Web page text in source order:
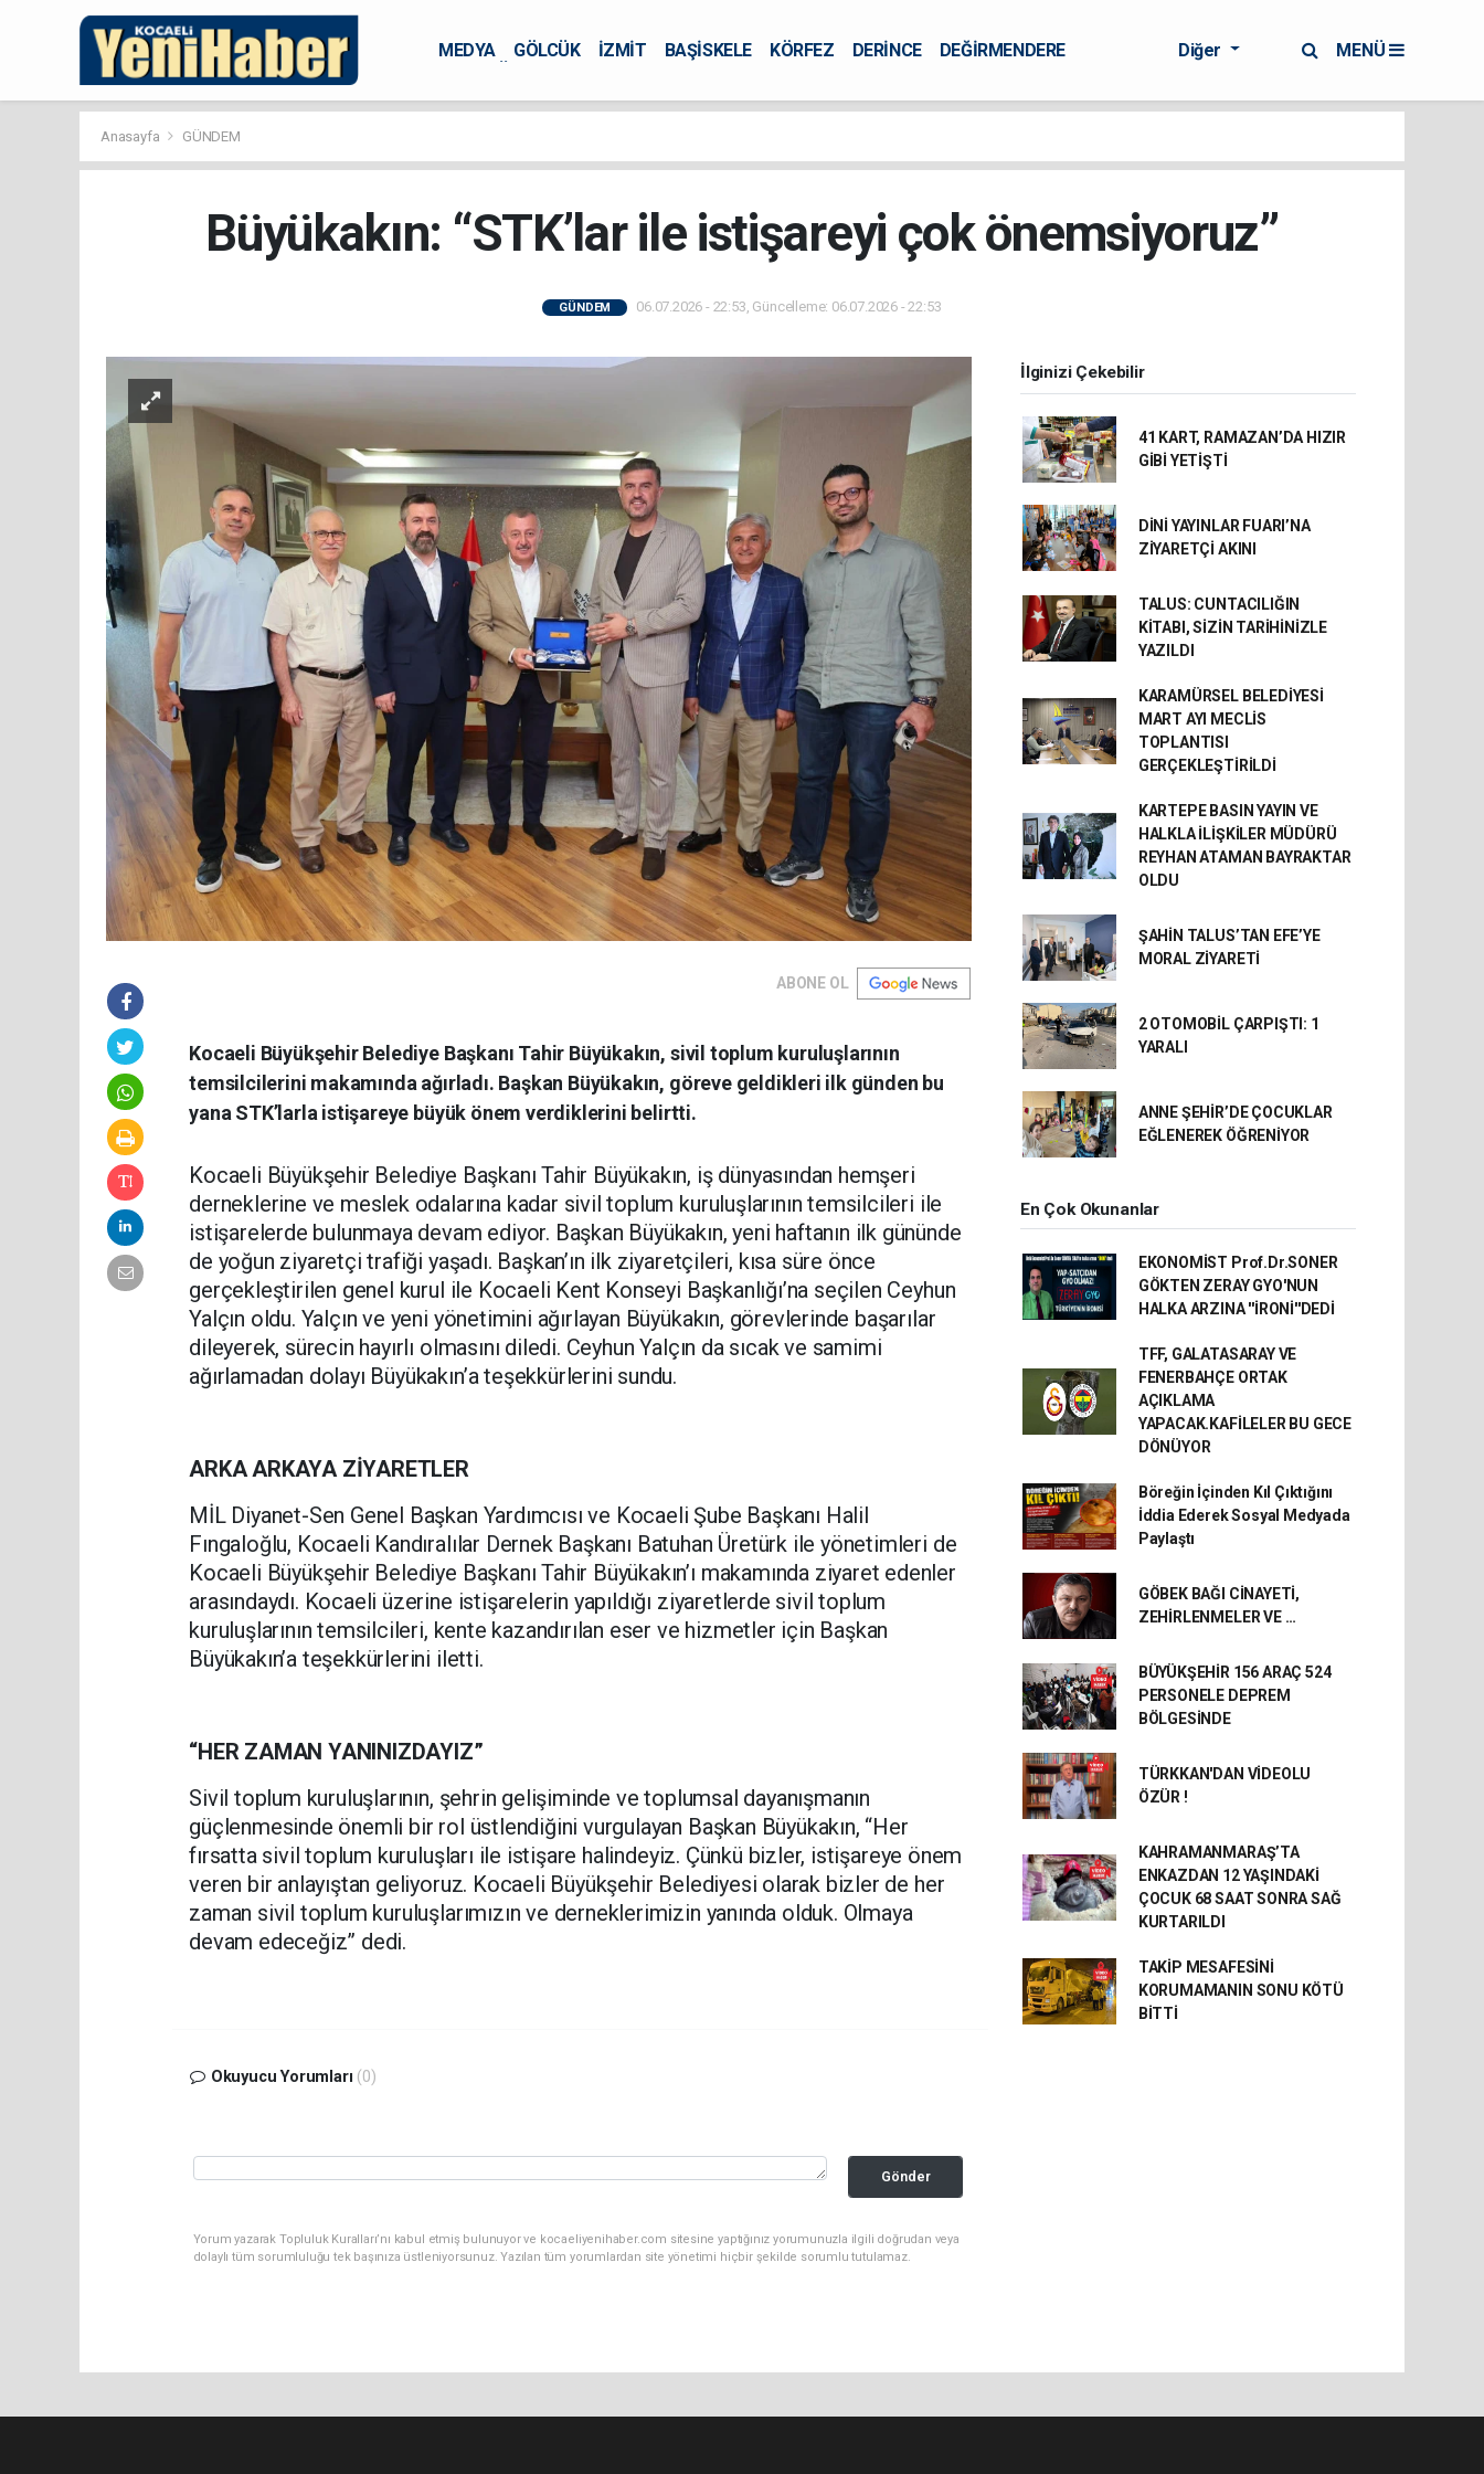
MEDYA GÖLCÜK İZMİT BAŞİSKELE KÖRFEZ DERİNCE
DEĞİRMENDERE
Diğer MENÜ
Anasayfa GÜNDEM
Büyükakın: “STK’lar ile istişareyi çok önemsiyoruz”
GÜNDEM 06.07.2026 - 22:53, Güncelleme: 06.07.2026 - 22:53
ABONE OL
Kocaeli Büyükşehir Belediye Başkanı Tahir Büyükakın, sivil toplum kuruluşlarının
temsilcilerini makamında ağırladı. Başkan Büyükakın, göreve geldikleri ilk günden bu
yana STK’larla istişareye büyük önem verdiklerini belirtti.
Kocaeli Büyükşehir Belediye Başkanı Tahir Büyükakın, iş dünyasından hemşeri
derneklerine ve meslek odalarına kadar sivil toplum kuruluşlarının temsilcileri ile
istişarelerde bulunmaya devam ediyor. Başkan Büyükakın, yeni haftanın ilk gününde
de yoğun ziyaretçi trafiği yaşadı. Başkan’ın ilk ziyaretçileri, kısa süre önce
gerçekleştirilen genel kurul ile Kocaeli Kent Konseyi Başkanlığı’na seçilen Ceyhun
Yalçın oldu. Yalçın ve yeni yönetimini ağırlayan Büyükakın, görevlerinde başarılar
dileyerek, sürecin hayırlı olmasını diledi. Ceyhun Yalçın da sıcak ve samimi
ağırlamadan dolayı Büyükakın’a teşekkürlerini sundu.
ARKA ARKAYA ZİYARETLER
MİL Diyanet-Sen Genel Başkan Yardımcısı ve Kocaeli Şube Başkanı Halil
Fıngaloğlu, Kocaeli Kandıralılar Dernek Başkanı Batuhan Üretürk ile yönetimleri de
Kocaeli Büyükşehir Belediye Başkanı Tahir Büyükakın’ı makamında ziyaret edenler
arasındaydı. Kocaeli üzerine istişarelerin yapıldığı ziyaretlerde sivil toplum
kuruluşlarının temsilcileri, kente kazandırılan eser ve hizmetler için Başkan
Büyükakın’a teşekkürlerini iletti.
“HER ZAMAN YANINIZDAYIZ”
Sivil toplum kuruluşlarının, şehrin gelişiminde ve toplumsal dayanışmanın
güçlenmesinde önemli bir rol üstlendiğini vurgulayan Başkan Büyükakın, “Her
fırsatta sivil toplum kuruluşları ile istişare halindeyiz. Çünkü bizler, istişareye önem
veren bir anlayıştan geliyoruz. Kocaeli Büyükşehir Belediyesi olarak bizler de her
zaman sivil toplum kuruluşlarımızın ve derneklerimizin yanında olduk. Olmaya
devam edeceğiz” dedi.
Okuyucu Yorumları (0)
Gönder
Yorum yazarak Topluluk Kuralları’nı kabul etmiş bulunuyor ve kocaeliyenihaber.com sitesine yaptığınız yorumunuzla ilgili doğrudan veya
dolaylı tüm sorumluluğu tek başınıza üstleniyorsunuz. Yazılan tüm yorumlardan site yönetimi hiçbir şekilde sorumlu tutulamaz.
İlginizi Çekebilir
41 KART, RAMAZAN’DA HIZIR
GİBİ YETİŞTİ
DİNİ YAYINLAR FUARI’NA
ZİYARETÇİ AKINI
TALUS: CUNTACILIĞIN
KİTABI, SİZİN TARİHİNİZLE
YAZILDI
KARAMÜRSEL BELEDİYESİ
MART AYI MECLİS
TOPLANTISI
GERÇEKLEŞTİRİLDİ
KARTEPE BASIN YAYIN VE
HALKLA İLİŞKİLER MÜDÜRÜ
REYHAN ATAMAN BAYRAKTAR
OLDU
ŞAHİN TALUS’TAN EFE’YE
MORAL ZİYARETİ
2 OTOMOBİL ÇARPIŞTI: 1
YARALI
ANNE ŞEHİR’DE ÇOCUKLAR
EĞLENEREK ÖĞRENİYOR
En Çok Okunanlar
EKONOMİST Prof.Dr.SONER
GÖKTEN ZERAY GYO'NUN
HALKA ARZINA ''İRONİ''DEDİ
TFF, GALATASARAY VE
FENERBAHÇE ORTAK
AÇIKLAMA
YAPACAK.KAFİLELER BU GECE
DÖNÜYOR
Böreğin İçinden Kıl Çıktığını
İddia Ederek Sosyal Medyada
Paylaştı
GÖBEK BAĞI CİNAYETİ,
ZEHİRLENMELER VE …
BÜYÜKŞEHİR 156 ARAÇ 524
PERSONELE DEPREM
BÖLGESİNDE
TÜRKKAN'DAN VİDEOLU
ÖZÜR !
KAHRAMANMARAŞ’TA
ENKAZDAN 12 YAŞINDAKİ
ÇOCUK 68 SAAT SONRA SAĞ
KURTARILDI
TAKİP MESAFESİNİ
KORUMAMANIN SONU KÖTÜ
BİTTİ